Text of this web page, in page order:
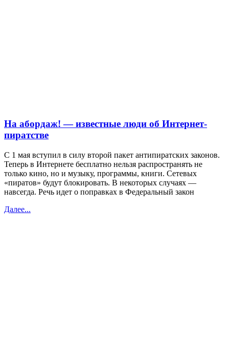
На абордаж! — известные люди об Интернет-
пиратстве
С 1 мая вступил в силу второй пакет антипиратских законов.
Теперь в Интернете бесплатно нельзя распространять не
только кино, но и музыку, программы, книги. Сетевых
«пиратов» будут блокировать. В некоторых случаях —
навсегда. Речь идет о поправках в Федеральный закон
Далее...